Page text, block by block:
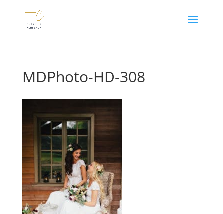
MDPhoto-HD-308